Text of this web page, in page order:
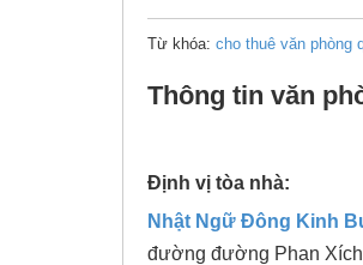
Từ khóa: cho thuê văn phòng
Thông tin văn
Định vị tòa nhà:
Nhật Ngữ Đông Kinh
đường đường Phan Xích